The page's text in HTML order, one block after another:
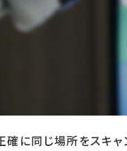
3次元画像解析装置
膜症などの網膜疾患
なりました。
確に同じ場所をスキ